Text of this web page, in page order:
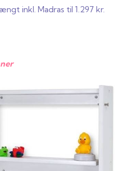
inkl. Madras til 1.297 kr.